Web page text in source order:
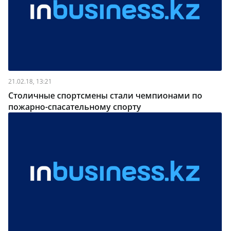
21.02.18, 13:21
Столичные спортсмены стали чемпионами по
пожарно-спасательному спорту